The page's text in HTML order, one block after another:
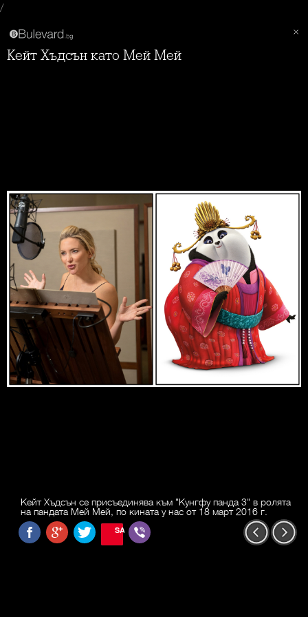
/
Кейт Хъдсън като Мей Мей
Кейт Хъдсън се присъединява към "Кунгфу панда 3" в ролята
на пандата Мей Мей, по кината у нас от 18 март 2016 г.
SAVE